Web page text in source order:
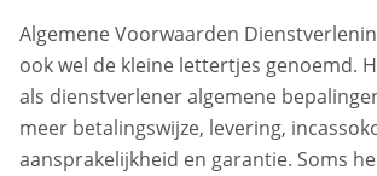
Algemene Voorwaarden
ook wel de kleine lettertjes genoemd.
als dienstverlener algemene
meer betalingswijze, levering,
aansprakelijkheid en garantie. Soms